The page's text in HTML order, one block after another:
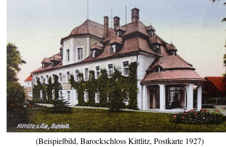
(Beispielbild, Barockschloss Kittlitz, Postkarte 1927)